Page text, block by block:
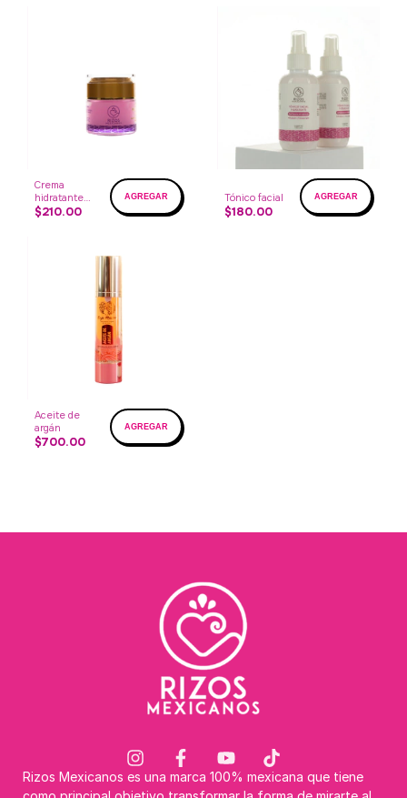
Crema
hidratante
facial
$210.00
Tónico facial
$180.00
Aceite de
argán
$700.00
Rizos Mexicanos es una marca 100% mexicana que tiene